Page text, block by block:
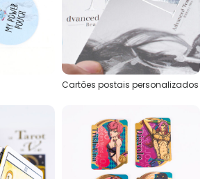
Cartões postais personalizados